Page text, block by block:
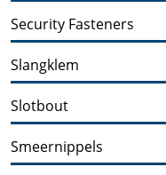
Security Fasteners
Slangklem
Slotbout
Smeernippels